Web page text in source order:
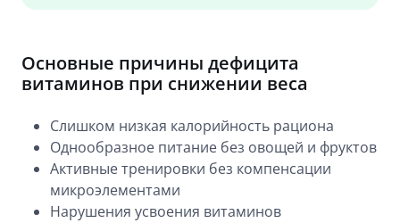
Основные причины дефицита
витаминов при снижении веса
Слишком низкая калорийность рациона
Однообразное питание без овощей и фруктов
Активные тренировки без компенсации
микроэлементами
Нарушения усвоения витаминов